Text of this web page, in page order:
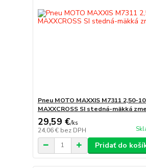
Pneu MOTO MAXXIS M7311 2,50-10
MAXXCROSS SI stedná-mäkká
29,59 €/ks
24,06 € bez DPH
Pridať do